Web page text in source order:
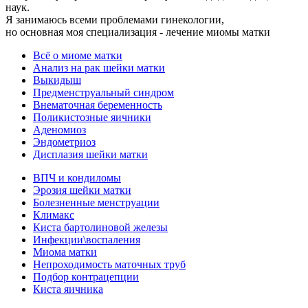
наук.
Я занимаюсь всеми проблемами гинекологии,
но основная моя специализация - лечение миомы матки
Всё о миоме матки
Анализ на рак шейки матки
Выкидыш
Предменструальный синдром
Внематочная беременность
Поликистозные яичники
Аденомиоз
Эндометриоз
Дисплазия шейки матки
ВПЧ и кондиломы
Эрозия шейки матки
Болезненные менструации
Климакс
Киста бартолиновой железы
Инфекции\воспаления
Миома матки
Непроходимость маточных труб
Подбор контрацепции
Киста яичника